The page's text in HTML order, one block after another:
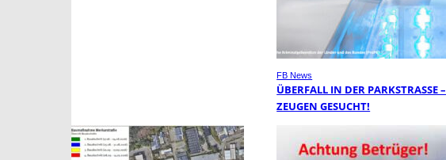
FB News
ÜBERFALL IN DER PARKSTRASSE – Z
EUGEN GESUCHT!